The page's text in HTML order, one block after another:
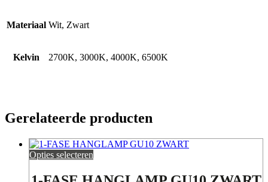
Materiaal Wit, Zwart
Kelvin 2700K, 3000K, 4000K, 6500K
Gerelateerde producten
Opties selecteren